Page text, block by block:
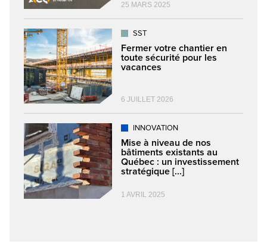
25 MARS 2025
SST
Fermer votre chantier en
toute sécurité pour les
vacances
6 JUILLET 2026
INNOVATION
Mise à niveau de nos
bâtiments existants au
Québec : un investissement
stratégique [...]
1 AVRIL 2025